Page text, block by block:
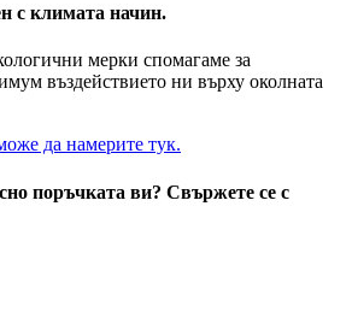
с климата начин.
мерки спомагаме за
въздействието ни върху околната
да намерите тук.
поръчката ви? Свържете се с